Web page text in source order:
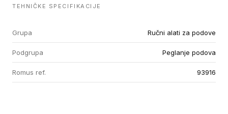
TEHNIČKE SPECIFIKACIJE
Grupa Ručni alati za podove
Podgrupa Peglanje podova
Romus ref. 93916